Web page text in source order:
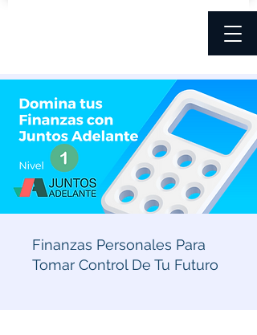
Finanzas Personales Para
Tomar Control De Tu Futuro